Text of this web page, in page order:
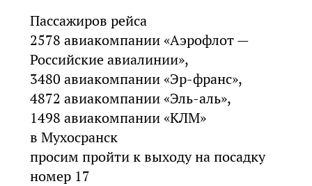
Пассажиров рейса
2578 авиакомпании «Аэрофлот —
Российские авиалинии»,
3480 авиакомпании «Эр-франс»,
4872 авиакомпании «Эль-аль»,
1498 авиакомпании «КЛМ»
в Мухосранск
просим пройти к выходу на посадку
номер 17